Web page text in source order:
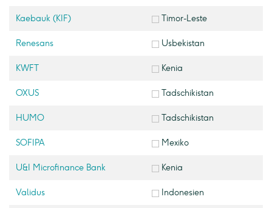
Kaebauk (KIF) Timor-Leste
Renesans Usbekistan
KWFT Kenia
OXUS Tadschikistan
HUMO Tadschikistan
SOFIPA Mexiko
U&I Microfinance Bank Kenia
Validus Indonesien